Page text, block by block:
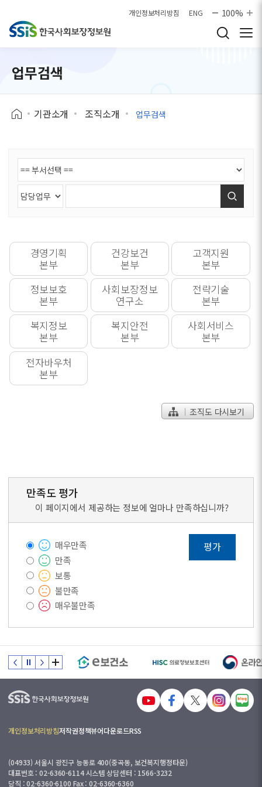
개인정보처리방침 ENG 100%
업무검색
기관소개 조직소개 업무검색
경영기획
본부
건강보건
본부
고객지원
본부
정보보호
본부
사회보장정보
연구소
전략기술
본부
복지정보
본부
복지안전
본부
사회서비스
본부
전자바우처
본부
조직도 다시보기
만족도 평가
이 페이지에서 제공하는 정보에 얼마나 만족하십니까?
매우만족
만족
보통
불만족
매우불만족
평가
개인정보처리방침저작권정책뷰어다운로드RSS
(04933) 서울시 광진구 능동로 400(중곡동, 보건복지행정타운)
대표번호 : 02-6360-6114 시스템 상담센터 : 1566-3232
당직 : 02-6360-6100 Fax : 02-6360-6360